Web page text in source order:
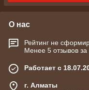
О нас
Рейтинг не
Менее 5 отзывов за
Работает с
г. Алматы